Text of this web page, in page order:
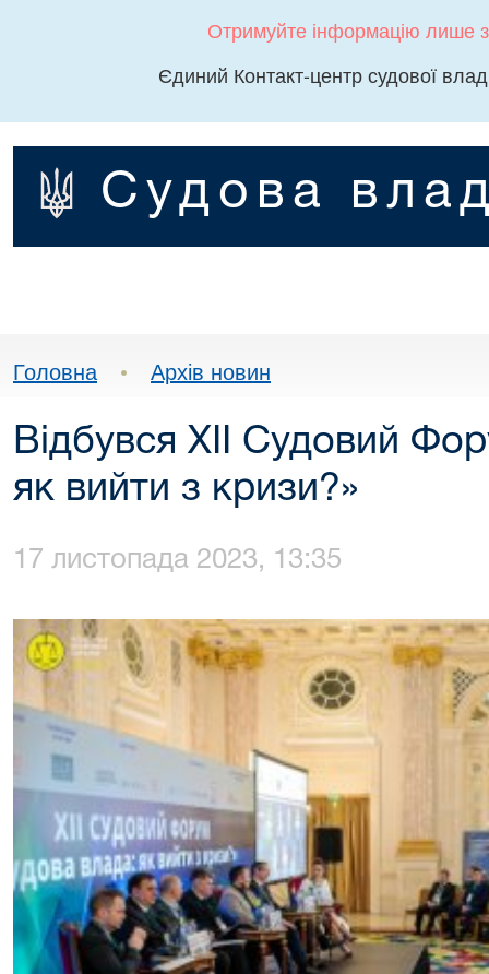
Отримуйте інформацію лише
Єдиний Контакт-центр судової
Судова
Головна • Архів новин
Відбувся ХІІ Судовий
як вийти з кризи?»
17 листопада 2023, 13:35